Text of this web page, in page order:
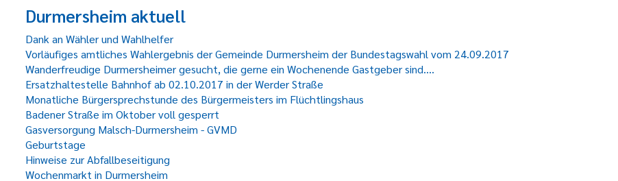
Durmersheim aktuell
Dank an Wähler und Wahlhelfer
Vorläufiges amtliches Wahlergebnis der Gemeinde Durmersheim der Bundestagswahl vom 24.09.2017
Wanderfreudige Durmersheimer gesucht, die gerne ein Wochenende Gastgeber sind....
Ersatzhaltestelle Bahnhof ab 02.10.2017 in der Werder Straße
Monatliche Bürgersprechstunde des Bürgermeisters im Flüchtlingshaus
Badener Straße im Oktober voll gesperrt
Gasversorgung Malsch-Durmersheim - GVMD
Geburtstage
Hinweise zur Abfallbeseitigung
Wochenmarkt in Durmersheim